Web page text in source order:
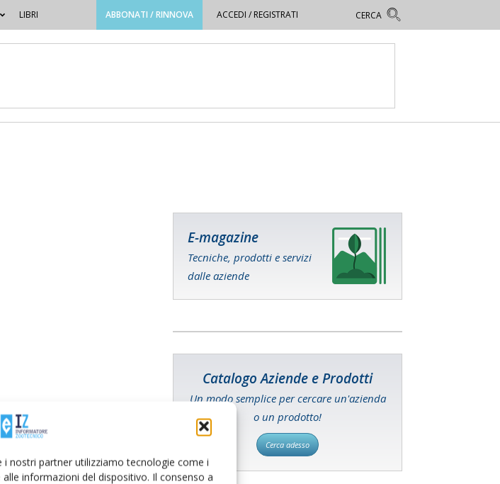
i nostri partner utilizziamo tecnologie come i
informazioni del dispositivo. Il consenso a
LIBRI ABBONATI / RINNOVA ACCEDI / REGISTRATI
E-magazine
Tecniche, prodotti e servizi
dalle aziende
Catalogo Aziende e Prodotti
Un modo semplice per cercare un'azienda
o un prodotto!
Cerca adesso